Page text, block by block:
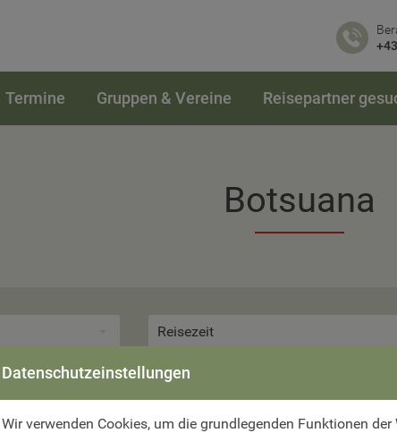
Termine Gruppen & Vereine Reisepartner
Botsuana
Reisezeit
Leider entsprechen keine Reisen
Datenschutzeinstellungen
Wir verwenden Cookies, um die grundlegenden Funktionen